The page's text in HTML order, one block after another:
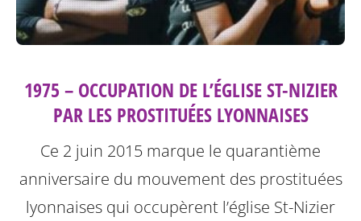
1975 – OCCUPATION DE L’ÉGLISE ST-NIZIER
PAR LES PROSTITUÉES LYONNAISES
Ce 2 juin 2015 marque le quarantième
anniversaire du mouvement des prostituées
lyonnaises qui occupèrent l’église St-Nizier